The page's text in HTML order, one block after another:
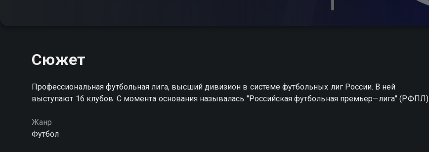
Сюжет
Профессиональная футбольная лига, высший дивизион в системе футбольных лиг России. В ней
выступают 16 клубов. С момента основания называлась "Российская футбольная премьер—лига" (РФПЛ)
Жанр
Футбол